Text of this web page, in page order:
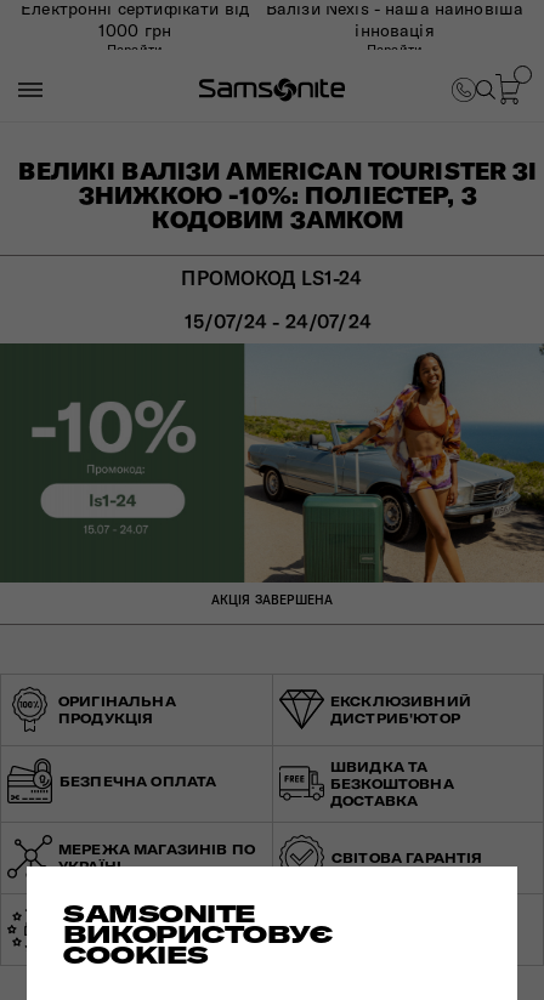
Електронні сертифікати від
1000 грн
Перейти
Валізи Nexis - наша найновіша
інновація
Перейти
SAMSONITE
ВИКОРИСТОВУЄ
COOKIES
ВЕЛИКІ ВАЛІЗИ AMERICAN TOURISTER ЗІ
ЗНИЖКОЮ -10%: ПОЛІЕСТЕР, З
КОДОВИМ ЗАМКОМ
ПРОМОКОД LS1-24
15/07/24 - 24/07/24
АКЦІЯ ЗАВЕРШЕНА
ОРИГІНАЛЬНА
ПРОДУКЦІЯ
ЕКСКЛЮЗИВНИЙ
ДИСТРИБ'ЮТОР
БЕЗПЕЧНА ОПЛАТА
ШВИДКА ТА
БЕЗКОШТОВНА
ДОСТАВКА
МЕРЕЖА МАГАЗИНІВ ПО
УКРАЇНІ
СВІТОВА ГАРАНТІЯ
ЗРОБЛЕНО В ЄВРОПІ
КОНСУЛЬТАЦІЯ